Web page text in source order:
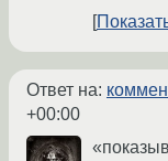
Ответ на:
+00:00